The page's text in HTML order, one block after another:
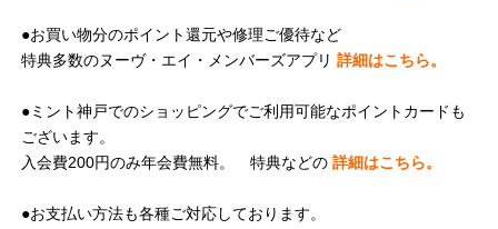
●お買い物分のポイント還元や修理ご優待など
特典多数のヌーヴ・エイ・メンバーズアプリ 詳細はこちら。
●ミント神戸でのショッピングでご利用可能なポイントカードも
ございます。
入会費200円のみ年会費無料。 特典などの 詳細はこちら。
●お支払い方法も各種ご対応しております。